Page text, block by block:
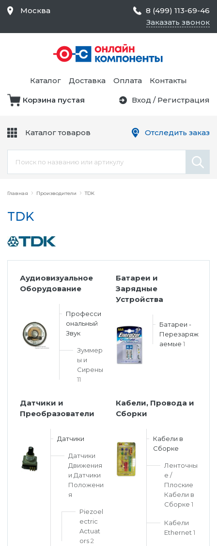
Главная Производители TDK
TDK
Аудиовизуальное
Оборудование
Професси
ональный
Звук
Зуммер
ы и
Сирены
11
Батареи и
Зарядные
Устройства
Батареи -
Перезаряж
аемые 1
Датчики и
Преобразователи
Датчики
Датчики
Движения
и Датчики
Положени
я
Piezoel
ectric
Actuat
ors 2
Кабели, Провода и
Сборки
Кабели в
Сборке
Ленточны
е /
Плоские
Кабели в
Сборке 1
Кабели
Ethernet 1
Москва
8 (499) 113-69-46
Заказать звонок
Каталог Доставка Оплата Контакты
Корзина пустая Вход / Регистрация
Каталог товаров
Средства Контроля
Статического
Электричества и
Безопасности,
Товары для Чистых
Цепи
Отследить заказ